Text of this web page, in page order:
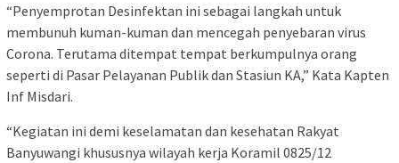
“Penyemprotan Desinfektan ini sebagai langkah untuk
membunuh kuman-kuman dan mencegah penyebaran virus
Corona. Terutama ditempat tempat berkumpulnya orang
seperti di Pasar Pelayanan Publik dan Stasiun KA,” Kata Kapten
Inf Misdari.
“Kegiatan ini demi keselamatan dan kesehatan Rakyat
Banyuwangi khususnya wilayah kerja Koramil 0825/12